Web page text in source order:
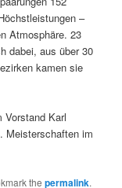
–
Atmosphäre. 23
dabei, aus über 30
kamen sie
Vorstand Karl
Meisterschaften im
thepermalink.